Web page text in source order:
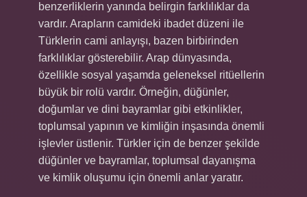
benzerliklerin yanında belirgin farklılıklar da
vardır. Arapların camideki ibadet düzeni ile
Türklerin cami anlayışı, bazen birbirinden
farklılıklar gösterebilir. Arap dünyasında,
özellikle sosyal yaşamda geleneksel ritüellerin
büyük bir rolü vardır. Örneğin, düğünler,
doğumlar ve dini bayramlar gibi etkinlikler,
toplumsal yapının ve kimliğin inşasında önemli
işlevler üstlenir. Türkler için de benzer şekilde
düğünler ve bayramlar, toplumsal dayanışma
ve kimlik oluşumu için önemli anlar yaratır.